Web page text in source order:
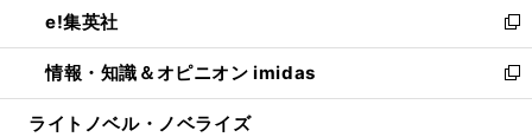
く
で
開
く
ド
ウ
で
開
ィ
ン
ド
ウ
い
ウ
ィ
ン
e!集英社
新
し
い
ウ
情報・知識＆オピニオン imidas
新
し
ライトノベル・ノベライズ